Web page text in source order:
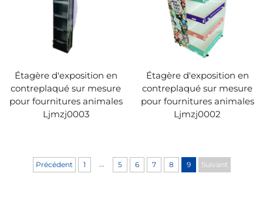
Étagère d'exposition en
contreplaqué sur mesure
pour fournitures animales
Ljmzj0003
Étagère d'exposition en
contreplaqué sur mesure
pour fournitures animales
Ljmzj0002
Précédent 1 ... 5 6 7 8 9 Suivant